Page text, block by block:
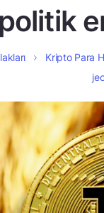
Kripto Para